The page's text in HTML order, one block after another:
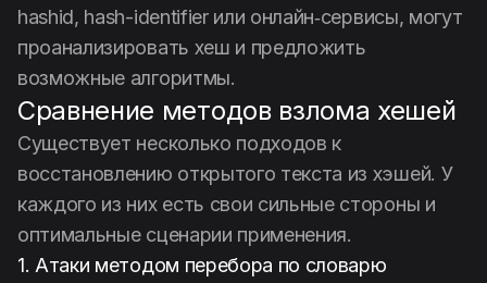
hashid, hash-identifier или онлайн‑сервисы, могут
проанализировать хеш и предложить
возможные алгоритмы.
Сравнение методов взлома хешей
Существует несколько подходов к
восстановлению открытого текста из хэшей. У
каждого из них есть свои сильные стороны и
оптимальные сценарии применения.
1. Атаки методом перебора по словарю